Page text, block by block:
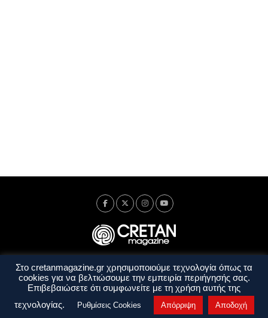
Ταυτότητα Πολιτική Απορρήτου
Όροι Χρήσης
Όροι και Προϋποθέσεις
Στο cretanmagazine.gr χρησιμοποιούμε τεχνολογία όπως τα
cookies για να βελτιώσουμε την εμπειρία περιήγησής σας.
Επιβεβαιώσετε ότι συμφωνείτε με τη χρήση αυτής της
τεχνολογίας.
Ρυθμίσεις Cookies Απόρριψη Αποδοχή